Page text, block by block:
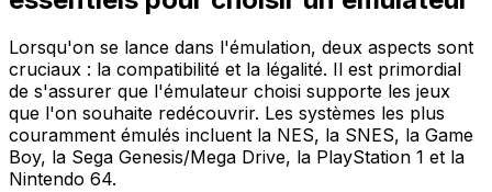
Lorsqu'on se lance dans l'émulation, deux aspects sont
cruciaux : la compatibilité et la légalité. Il est primordial
de s'assurer que l'émulateur choisi supporte les jeux
que l'on souhaite redécouvrir. Les systèmes les plus
couramment émulés incluent la NES, la SNES, la Game
Boy, la Sega Genesis/Mega Drive, la PlayStation 1 et la
Nintendo 64.